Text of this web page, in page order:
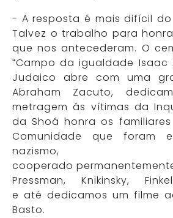
- A resposta é mais difícil
Talvez o trabalho para
que nos antecederam. O
“Campo da igualdade Isaac
Judaico abre com uma
Abraham Zacuto,
metragem às vítimas da
da Shoá honra os
Comunidade que foram
nazismo,
cooperado
Pressman, Knikinsky,
e até dedicamos um filme
Basto.